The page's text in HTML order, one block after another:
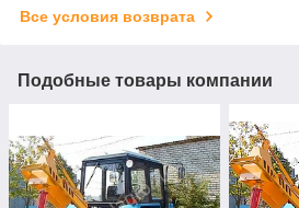
Все условия возврата
Подобные товары компании